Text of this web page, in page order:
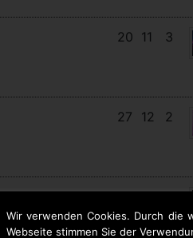
Wir verwenden Cookies. Durch die
Webseite stimmen Sie der
20 11 3
27 12 2
13 13 6